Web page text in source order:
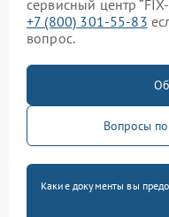
сервисный центр
+7 (800) 301-55-83
вопрос.
Вопросы
Какие документы вы